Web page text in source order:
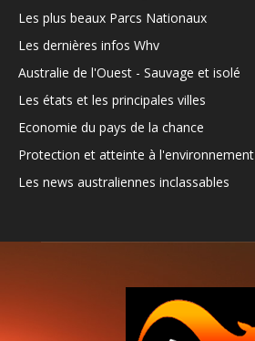
Les plus beaux Parcs Nationaux
Les dernières infos Whv
Australie de l'Ouest - Sauvage et isolé
Les états et les principales villes
Economie du pays de la chance
Protection et atteinte à l'environnement
Les news australiennes inclassables